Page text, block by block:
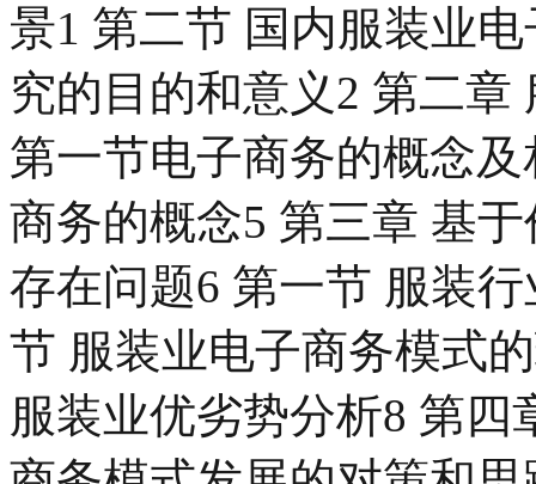
景1 第二节 国内服装业
究的目的和意义2 第二
第一节电子商务的概念
商务的概念5 第三章 基
存在问题6 第一节 服装
节 服装业电子商务模式
服装业优劣势分析8 第